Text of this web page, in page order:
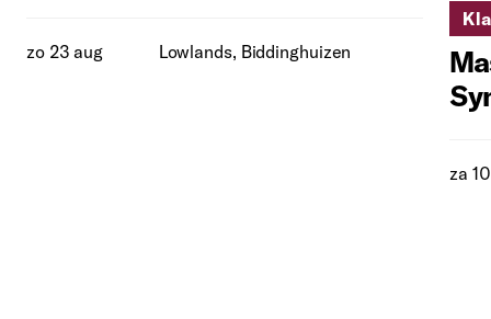
zo 23 aug Lowlands, Biddinghuizen
za